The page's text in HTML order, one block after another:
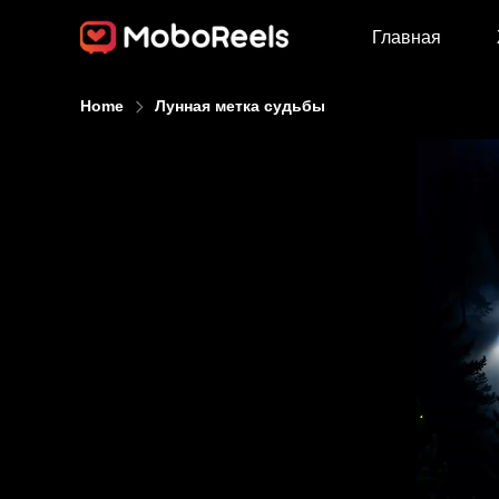
Главная
Home Лунная метка судьбы